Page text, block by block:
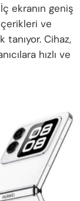
ekranın geniş
ve
Cihaz,
hızlı ve